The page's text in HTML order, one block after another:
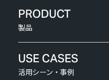
PRODUCT
製品
USE CASES
活用シーン・事例